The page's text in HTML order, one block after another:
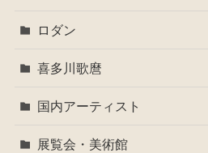
ロダン
喜多川歌麿
国内アーティスト
展覧会・美術館